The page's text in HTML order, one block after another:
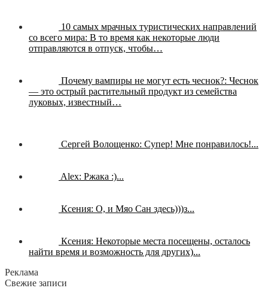
10 самых мрачных туристических направлений
со всего мира: В то время как некоторые люди
отправляются в отпуск, чтобы…
Почему вампиры не могут есть чеснок?: Чеснок
— это острый растительный продукт из семейства
луковых, известный…
Сергей Волощенко: Супер! Мне понравилось!...
Alex: Ржака :)...
Ксения: О, и Мяо Сан здесь)))з...
Ксения: Некоторые места посещены, осталось
найти время и возможность для других)...
Реклама
Свежие записи